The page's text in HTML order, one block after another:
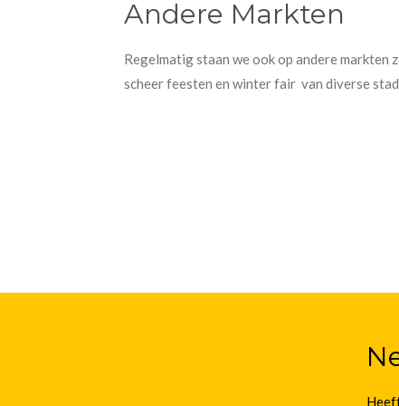
Andere Markten
Regelmatig staan we ook op andere markten
scheer feesten en winter fair van diverse